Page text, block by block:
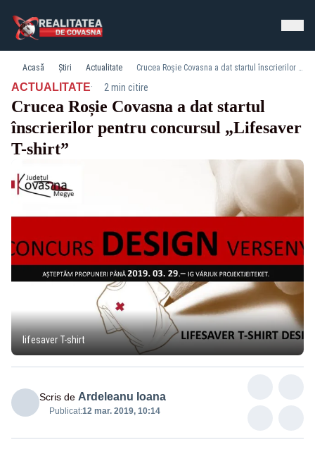
Acasă Știri Actualitate Crucea Roșie Covasna a dat startul înscrierilor pentru concursul „Lifesaver T-shirt”
ACTUALITATE· 2 min citire
Crucea Roșie Covasna a dat startul
înscrierilor pentru concursul „Lifesaver
T-shirt”
lifesaver T-shirt
Scris de Ardeleanu Ioana
Publicat:12 mar. 2019, 10:14